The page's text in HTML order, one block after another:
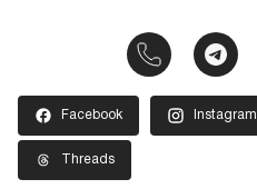
Facebook Instagram
Threads